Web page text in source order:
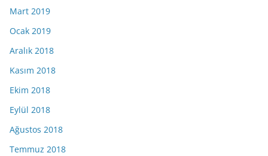
Mart 2019
Ocak 2019
Aralık 2018
Kasım 2018
Ekim 2018
Eylül 2018
Ağustos 2018
Temmuz 2018